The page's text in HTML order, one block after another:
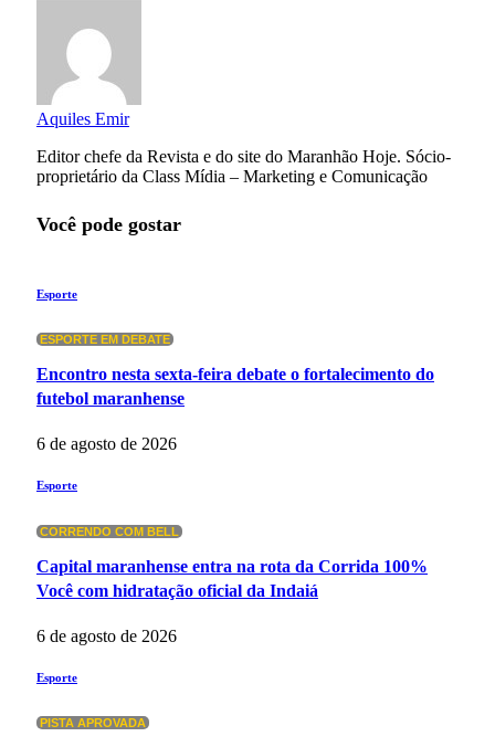
Aquiles Emir
Editor chefe da Revista e do site do Maranhão Hoje. Sócio-
proprietário da Class Mídia – Marketing e Comunicação
Você pode gostar
Esporte
ESPORTE EM DEBATE
Encontro nesta sexta-feira debate o fortalecimento do
futebol maranhense
6 de agosto de 2026
Esporte
CORRENDO COM BELL
Capital maranhense entra na rota da Corrida 100%
Você com hidratação oficial da Indaiá
6 de agosto de 2026
Esporte
PISTA APROVADA